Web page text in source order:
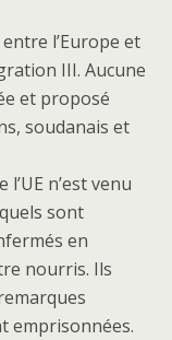
l’Europe et
III. Aucune
et proposé
soudanais et
n’est venu
sont
en
nourris. Ils
emprisonnées.